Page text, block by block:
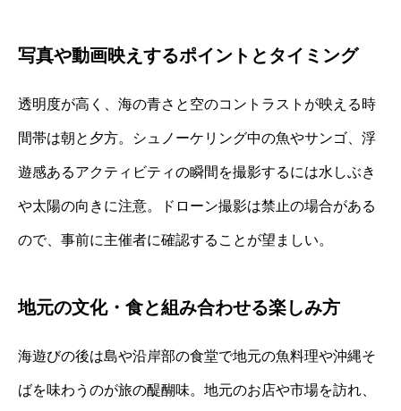
写真や動画映えするポイントとタイミング
透明度が高く、海の青さと空のコントラストが映える時
間帯は朝と夕方。シュノーケリング中の魚やサンゴ、浮
遊感あるアクティビティの瞬間を撮影するには水しぶき
や太陽の向きに注意。ドローン撮影は禁止の場合がある
ので、事前に主催者に確認することが望ましい。
地元の文化・食と組み合わせる楽しみ方
海遊びの後は島や沿岸部の食堂で地元の魚料理や沖縄そ
ばを味わうのが旅の醍醐味。地元のお店や市場を訪れ、